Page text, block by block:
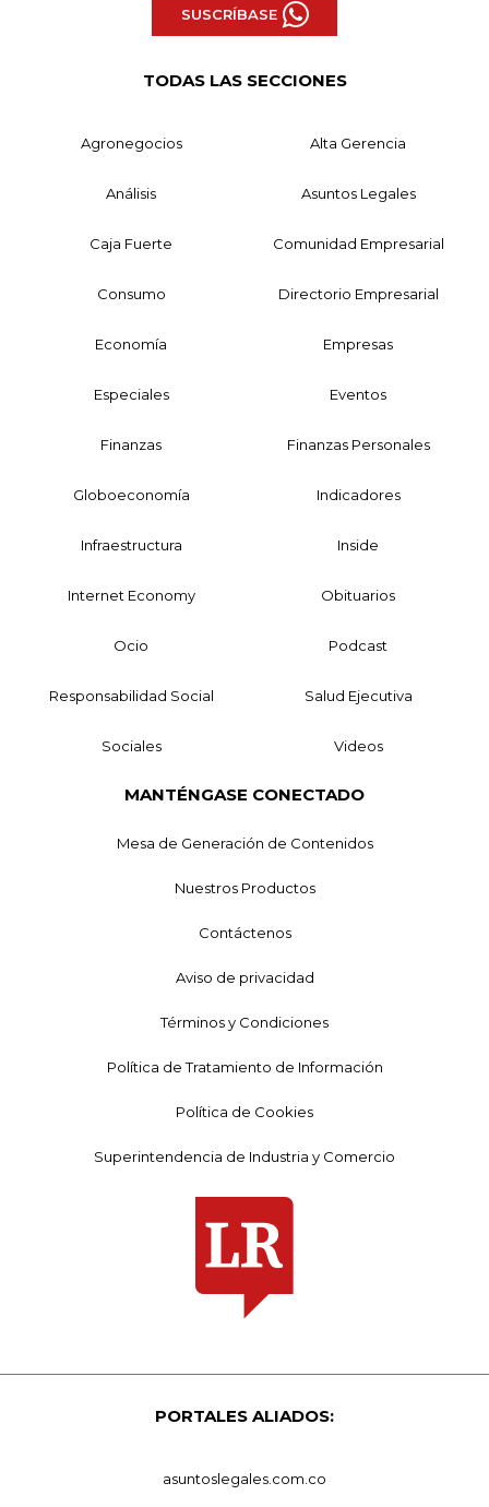
SUSCRÍBASE
TODAS LAS SECCIONES
Agronegocios Alta Gerencia
Análisis Asuntos Legales
Caja Fuerte Comunidad Empresarial
Consumo Directorio Empresarial
Economía Empresas
Especiales Eventos
Finanzas Finanzas Personales
Globoeconomía Indicadores
Infraestructura Inside
Internet Economy Obituarios
Ocio Podcast
Responsabilidad Social Salud Ejecutiva
Sociales Videos
MANTÉNGASE CONECTADO
Mesa de Generación de Contenidos
Nuestros Productos
Contáctenos
Aviso de privacidad
Términos y Condiciones
Política de Tratamiento de Información
Política de Cookies
Superintendencia de Industria y Comercio
PORTALES ALIADOS:
asuntoslegales.com.co